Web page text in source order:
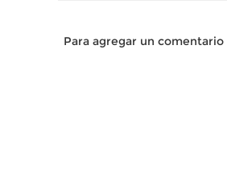
Para agregar un comentario